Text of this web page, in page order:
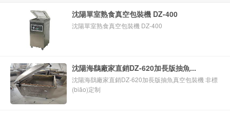
沈陽單室熟食真空包裝機 DZ-400
沈陽單室熟食真空包裝機 DZ-400
沈陽海鷂廠家直銷DZ-620加長版抽魚...
沈陽海鷂廠家直銷DZ-620加長版抽魚真空包裝機 非標
(biāo)定制